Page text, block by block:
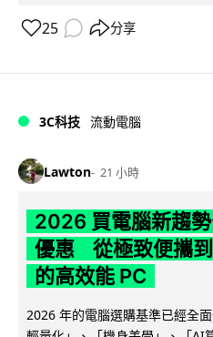
25 分享
3C科技 流動電腦
Lawton 21 小時
2026 買電腦新趨
優惠 從極致便攜
的高效能 PC
2026 年的電腦選購基準已經全